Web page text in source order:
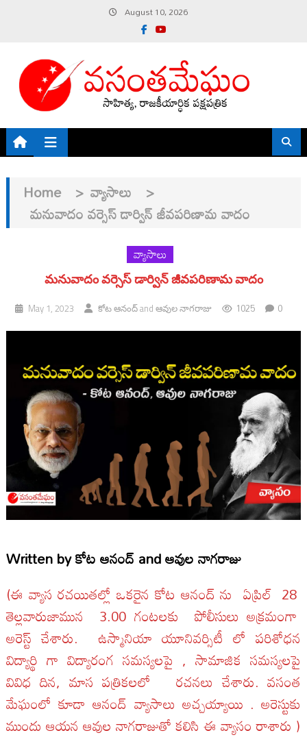
content
August 10, 2026
Home > వ్యాసాలు >
మనువాదం వర్సెస్ డార్విన్ జీవపరిణామ వాదం
వ్యాసాలు
మనువాదం వర్సెస్ డార్విన్ జీవపరిణామ వాదం
May 1, 2023 కోట ఆనంద్and ఆవుల నాగరాజు 1025 0
Written byకోట ఆనంద్ andఆవుల నాగరాజు
(ఈ వ్యాస రచయితల్లో ఒకరైన కోట ఆనంద్ ను ఏప్రిల్ 28
తెల్లవారుజామున 3.00 గంటలకు పోలీసులు అక్రమంగా
అరెస్ట్ చేశారు. ఉస్మానియా యూనివర్సిటీ లో పరిశోధన
విద్యార్థి గా విద్యారంగ సమస్యలపై , సామాజిక సమస్యలపై
వివిధ దిన, మాస పత్రికలలో రచనలు చేశారు. వసంత
మేఘంలో కూడా ఆనంద్ వ్యాసాలు అచ్చయ్యాయి . అరెస్టుకు
ముందు ఆయన ఆవుల నాగరాజుతో కలిసి ఈ వ్యాసం రాశారు )